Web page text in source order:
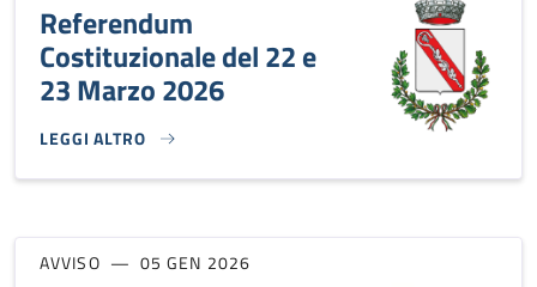
Referendum
Costituzionale del 22 e
23 Marzo 2026
LEGGI ALTRO
REFERENDUM COSTITUZIONALE DEL 22 E 23 MARZO 2026}
AVVISO 05 GEN 2026